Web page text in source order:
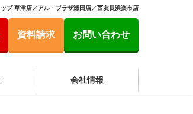
プ 草津店／アル・プラザ瀬田店／西友長浜楽市店
資料請求 お問い合わせ
会社情報